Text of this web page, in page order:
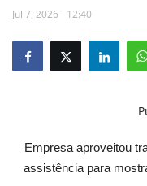
Busca Direta
Automóveis
English Portuguese
Jul 7, 2026 - 12:40
Empresa aproveitou
assistência para